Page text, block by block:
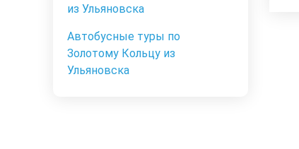
из Ульяновска
Автобусные туры по
Золотому Кольцу из
Ульяновска